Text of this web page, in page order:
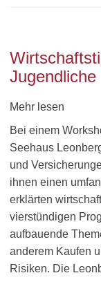
Jugendliche
Mehr lesen
Bei einem
Seehaus
und
ihnen einen
erklärten
vierstündigen
aufbauende
anderem Kaufen
Risiken. Die